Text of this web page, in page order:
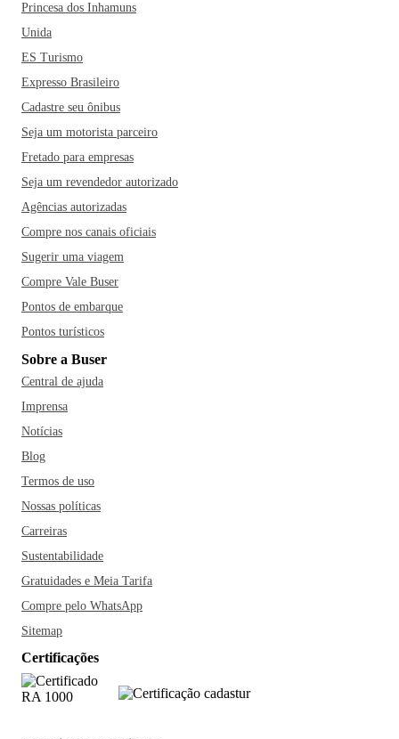
Princesa dos Inhamuns
Unida
ES Turismo
Expresso Brasileiro
Cadastre seu ônibus
Seja um motorista parceiro
Fretado para empresas
Seja um revendedor autorizado
Agências autorizadas
Compre nos canais oficiais
Sugerir uma viagem
Compre Vale Buser
Pontos de embarque
Pontos turísticos
Sobre a Buser
Central de ajuda
Imprensa
Notícias
Blog
Termos de uso
Nossas políticas
Carreiras
Sustentabilidade
Gratuidades e Meia Tarifa
Compre pelo WhatsApp
Sitemap
Certificações